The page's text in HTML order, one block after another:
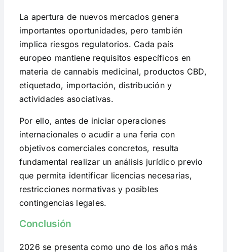
La apertura de nuevos mercados genera
importantes oportunidades, pero también
implica riesgos regulatorios. Cada país
europeo mantiene requisitos específicos en
materia de cannabis medicinal, productos CBD,
etiquetado, importación, distribución y
actividades asociativas.
Por ello, antes de iniciar operaciones
internacionales o acudir a una feria con
objetivos comerciales concretos, resulta
fundamental realizar un análisis jurídico previo
que permita identificar licencias necesarias,
restricciones normativas y posibles
contingencias legales.
Conclusión
2026 se presenta como uno de los años más